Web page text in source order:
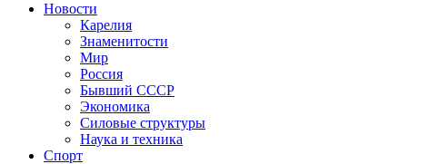
Новости
Карелия
Знаменитости
Мир
Россия
Бывший СССР
Экономика
Силовые структуры
Наука и техника
Спорт